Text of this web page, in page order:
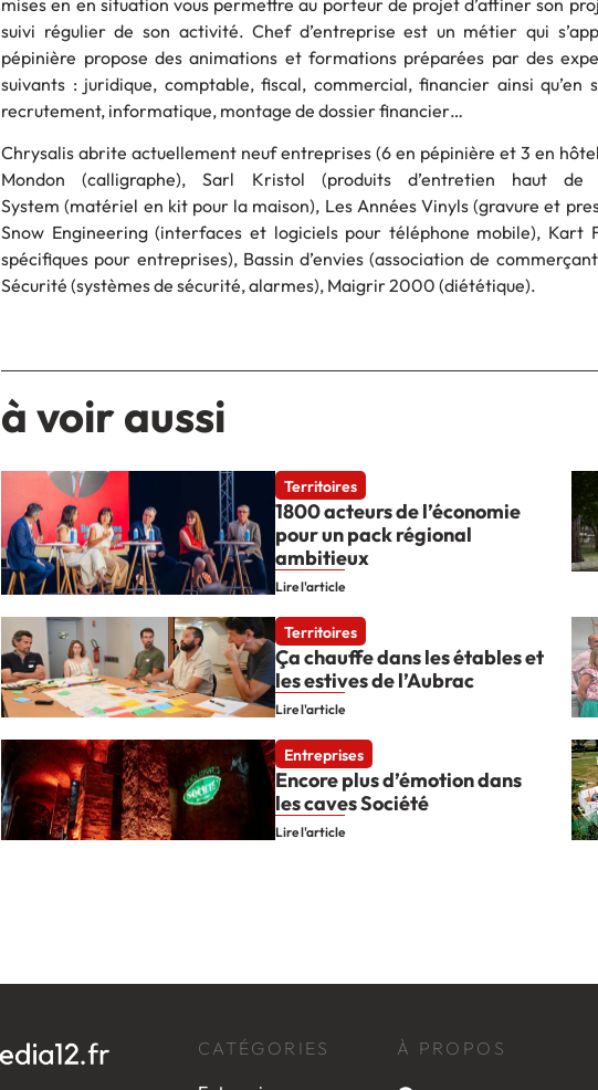
suivi régulier de son activité. Chef d’entreprise est un métier qui
pépinière propose des animations et formations préparées par des
suivants : juridique, comptable, fiscal, commercial, financier ainsi qu’en
recrutement, informatique, montage de dossier financier…
Chrysalis abrite actuellement neuf entreprises (6 en pépinière et 3 en
Mondon (calligraphe), Sarl Kristol (produits d’entretien haut
System (matériel en kit pour la maison), Les Années Vinyls (gravure et
Snow Engineering (interfaces et logiciels pour téléphone mobile), Kart
spécifiques pour entreprises), Bassin d’envies (association de
Sécurité (systèmes de sécurité, alarmes), Maigrir 2000 (diététique).
à voir aussi
Territoires
1800 acteurs de l’économie
pour un pack régional
ambitieux
Lire l'article
Territoires
Ça chauffe dans les étables et
les estives de l’Aubrac
Lire l'article
Entreprises
Encore plus d’émotion dans
les caves Société
Lire l'article
CATÉGORIES
À PROPOS